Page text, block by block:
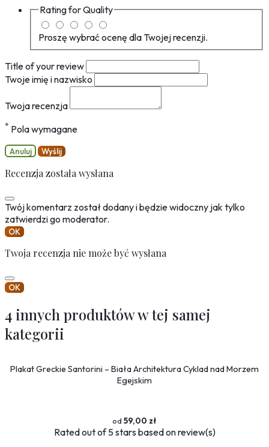
Rating forQuality
Proszę wybrać ocenę dla Twojej recenzji.
Title of your review
Twoje imię i nazwisko
Twoja recenzja
* Pola wymagane
Anuluj Wyślij
Recenzja została wysłana
Twój komentarz został dodany i będzie widoczny jak tylko
zatwierdzi go moderator.
OK
Twoja recenzja nie może być wysłana
OK
4 innych produktów w tej samej
kategorii
Plakat Greckie Santorini – Biała Architektura Cyklad nad Morzem
Egejskim
59,00 zł
Ratedout of 5 stars based onreview(s)